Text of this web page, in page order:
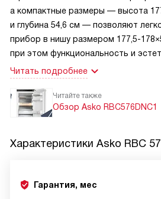
а компактные размеры — высота
и глубина 54,6 см — позволяют
прибор в нишу размером 177,5-
при этом функциональность и
Читать подробнее
Читайте также
Обзор Asko RBC576DNC1
Характеристики Asko RBC
Гарантия, мес